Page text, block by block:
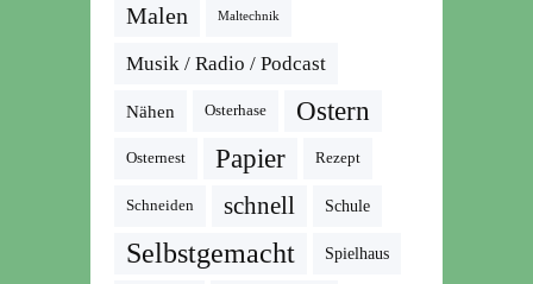
Malen Maltechnik
Musik / Radio / Podcast
Nähen Osterhase Ostern
Osternest Papier Rezept
Schneiden schnell Schule
Selbstgemacht Spielhaus